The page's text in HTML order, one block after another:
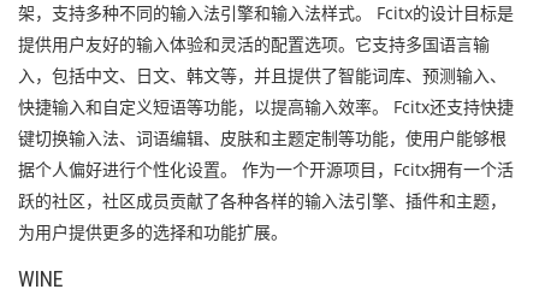
架，支持多种不同的输入法引擎和输入法样式。 Fcitx的设计目标是
提供用户友好的输入体验和灵活的配置选项。它支持多国语言输
入，包括中文、日文、韩文等，并且提供了智能词库、预测输入、
快捷输入和自定义短语等功能，以提高输入效率。 Fcitx还支持快捷
键切换输入法、词语编辑、皮肤和主题定制等功能，使用户能够根
据个人偏好进行个性化设置。 作为一个开源项目，Fcitx拥有一个活
跃的社区，社区成员贡献了各种各样的输入法引擎、插件和主题，
为用户提供更多的选择和功能扩展。
WINE